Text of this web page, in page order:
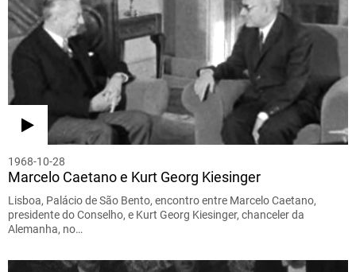
1968-10-28
Marcelo Caetano e Kurt Georg Kiesinger
Lisboa, Palácio de São Bento, encontro entre Marcelo Caetano,
presidente do Conselho, e Kurt Georg Kiesinger, chanceler da
Alemanha, no…